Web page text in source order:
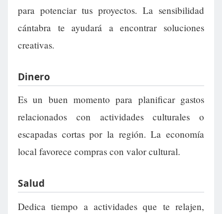
para potenciar tus proyectos. La sensibilidad
cántabra te ayudará a encontrar soluciones
creativas.
Dinero
Es un buen momento para planificar gastos
relacionados con actividades culturales o
escapadas cortas por la región. La economía
local favorece compras con valor cultural.
Salud
Dedica tiempo a actividades que te relajen,